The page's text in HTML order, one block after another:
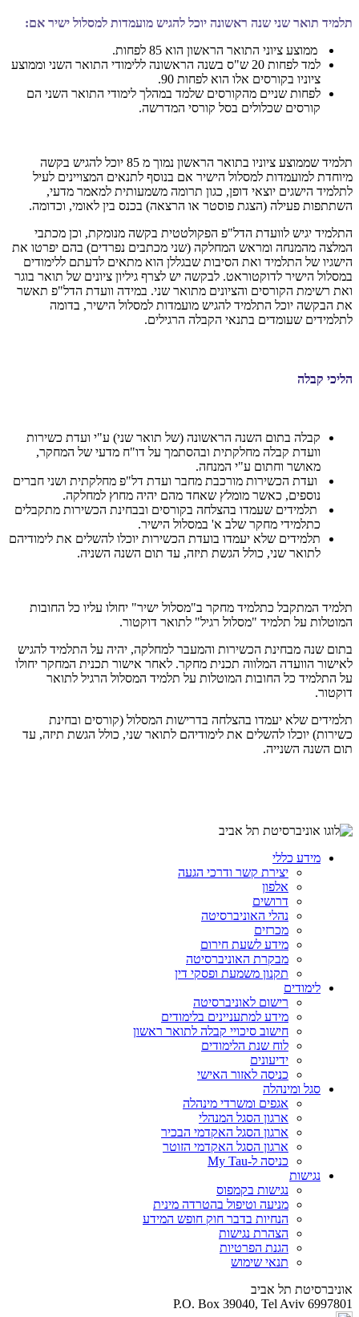
תלמיד תואר שני שנה ראשונה יוכל להגיש מועמדות למסלול ישיר אם:
ממוצע ציוני התואר הראשון הוא 85 לפחות.
למד לפחות 20 ש"ס בשנה הראשונה ללימודי התואר השני וממוצע
ציוניו בקורסים אלו הוא לפחות 90.
לפחות שניים מהקורסים שלמד במהלך לימודי התואר השני הם
קורסים שכלולים בסל קורסי המדרשה.
תלמיד שממוצע ציוניו בתואר הראשון נמוך מ 85 יוכל להגיש בקשה
מיוחדת למועמדות למסלול הישיר אם בנוסף לתנאים המצויינים לעיל
לתלמיד הישגים יוצאי דופן, כגון תרומה משמעותית למאמר מדעי,
השתתפות פעילה (הצגת פוסטר או הרצאה) בכנס בין לאומי, וכדומה.
התלמיד יגיש לוועדת הדל"פ הפקולטטית בקשה מנומקת, וכן מכתבי
המלצה מהמנחה ומראש המחלקה (שני מכתבים נפרדים) בהם יפרטו את
הישגיו של התלמיד ואת הסיבות שבגללן הוא מתאים לדעתם ללימודים
במסלול הישיר לדוקטוראט. לבקשה יש לצרף גיליון ציונים של תואר בוגר
ואת רשימת הקורסים והציונים מתואר שני. במידה וועדת הדל"פ תאשר
את הבקשה יוכל התלמיד להגיש מועמדות למסלול הישיר, בדומה
לתלמידים שעומדים בתנאי הקבלה הרגילים.
הליכי קבלה
קבלה בתום השנה הראשונה (של תואר שני) ע"י ועדת כשירות
וועדת קבלה מחלקתית ובהסתמך על דו"ח מדעי של המחקר,
מאושר וחתום ע"י המנחה.
ועדת הכשירות מורכבת מחבר ועדת דל"פ מחלקתית ושני חברים
נוספים, כאשר מומלץ שאחד מהם יהיה מחוץ למחלקה.
תלמידים שעמדו בהצלחה בקורסים ובבחינת הכשירות מתקבלים
כתלמידי מחקר שלב א' במסלול הישיר.
תלמידים שלא יעמדו בועדת הכשירות יוכלו להשלים את לימודיהם
לתואר שני, כולל הגשת תיזה, עד תום השנה השניה.
תלמיד המתקבל כתלמיד מחקר ב"מסלול ישיר" יחולו עליו כל החובות
המוטלות על תלמיד "מסלול רגיל" לתואר דוקטור.
בתום שנה מבחינת הכשירות והמעבר למחלקה, יהיה על התלמיד להגיש
לאישור הוועדה המלווה תכנית מחקר. לאחר אישור תכנית המחקר יחולו
על התלמיד כל החובות המוטלות על תלמיד המסלול הרגיל לתואר
דוקטור.
תלמידים שלא יעמדו בהצלחה בדרישות המסלול (קורסים ובחינת
כשירות) יוכלו להשלים את לימודיהם לתואר שני, כולל הגשת תיזה, עד
תום השנה השנייה.
מידע כללי
יצירת קשר ודרכי הגעה
אלפון
דרושים
נהלי האוניברסיטה
מכרזים
מידע לשעת חירום
מבקרת האוניברסיטה
תקנון משמעת ופסקי דין
לימודים
רישום לאוניברסיטה
מידע למתעניינים בלימודים
חישוב סיכויי קבלה לתואר ראשון
לוח שנת הלימודים
ידיעונים
כניסה לאזור האישי
סגל ומינהלה
אגפים ומשרדי מינהלה
ארגון הסגל המנהלי
ארגון הסגל האקדמי הבכיר
ארגון הסגל האקדמי הזוטר
כניסה ל-My Tau
נגישות
נגישות בקמפוס
מניעה וטיפול בהטרדה מינית
הנחיות בדבר חוק חופש המידע
הצהרת נגישות
הגנת הפרטיות
תנאי שימוש
אוניברסיטת תל אביב
P.O. Box 39040, Tel Aviv 6997801